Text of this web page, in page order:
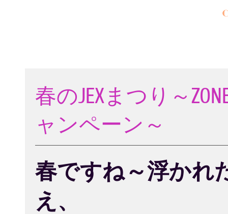
春のJEXまつり～
ャンペーン～
春ですね～浮かれ
え、